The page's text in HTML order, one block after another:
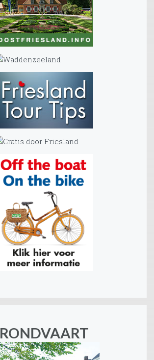
RONDVAART